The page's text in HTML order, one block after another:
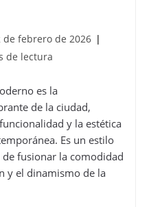
de febrero de 2026
de lectura
es la
de la ciudad,
y la estética
Es un estilo
fusionar la comodidad
y el dinamismo de la